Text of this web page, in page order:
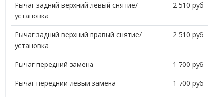
Рычаг задний верхний левый снятие/
установка
2 510 руб
Рычаг задний верхний правый снятие/
установка
2 510 руб
Рычаг передний замена 1 700 руб
Рычаг передний левый замена 1 700 руб